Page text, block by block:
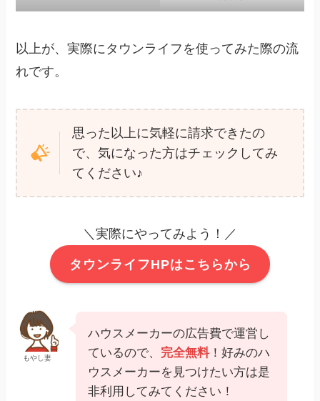
以上が、実際にタウンライフを使ってみた際の流
れです。
思った以上に気軽に請求できたの
で、気になった方はチェックしてみ
てください♪
＼実際にやってみよう！／
タウンライフHPはこちらから
もやし妻
ハウスメーカーの広告費で運営し
ているので、 完全無料！好みのハ
ウスメーカーを見つけたい方は是
非利用してみてください！